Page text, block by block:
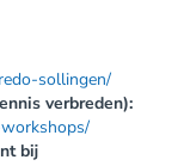
sollingen/
verbreden):
workshops/
bij